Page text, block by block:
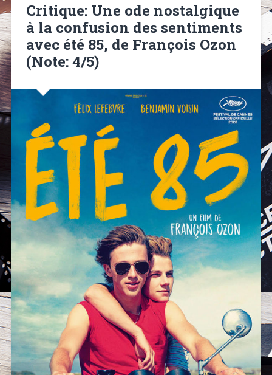
Critique: Une ode nostalgique
à la confusion des sentiments
avec été 85, de François Ozon
(Note: 4/5)